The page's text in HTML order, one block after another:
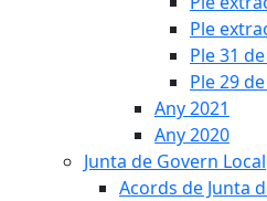
Ple
Ple 31
Ple 29
Any 2021
Any 2020
Junta de Govern Local
Acords de Junta